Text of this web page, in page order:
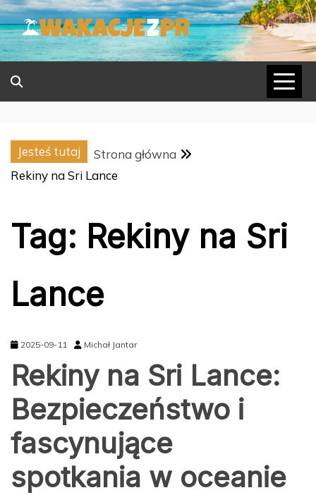
Skip
to
content
Jesteś tutaj
Strona główna
Rekiny na Sri Lance
Tag: Rekiny na Sri
Lance
2025-09-11 Michał Jantar
Rekiny na Sri Lance:
Bezpieczeństwo i
fascynujące
spotkania w oceanie